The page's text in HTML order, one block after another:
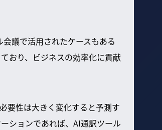
議で活用されたケースもある
おり、ビジネスの効率化に貢献
要性は大きく変化すると予測す
ションであれば、AI通訳ツール